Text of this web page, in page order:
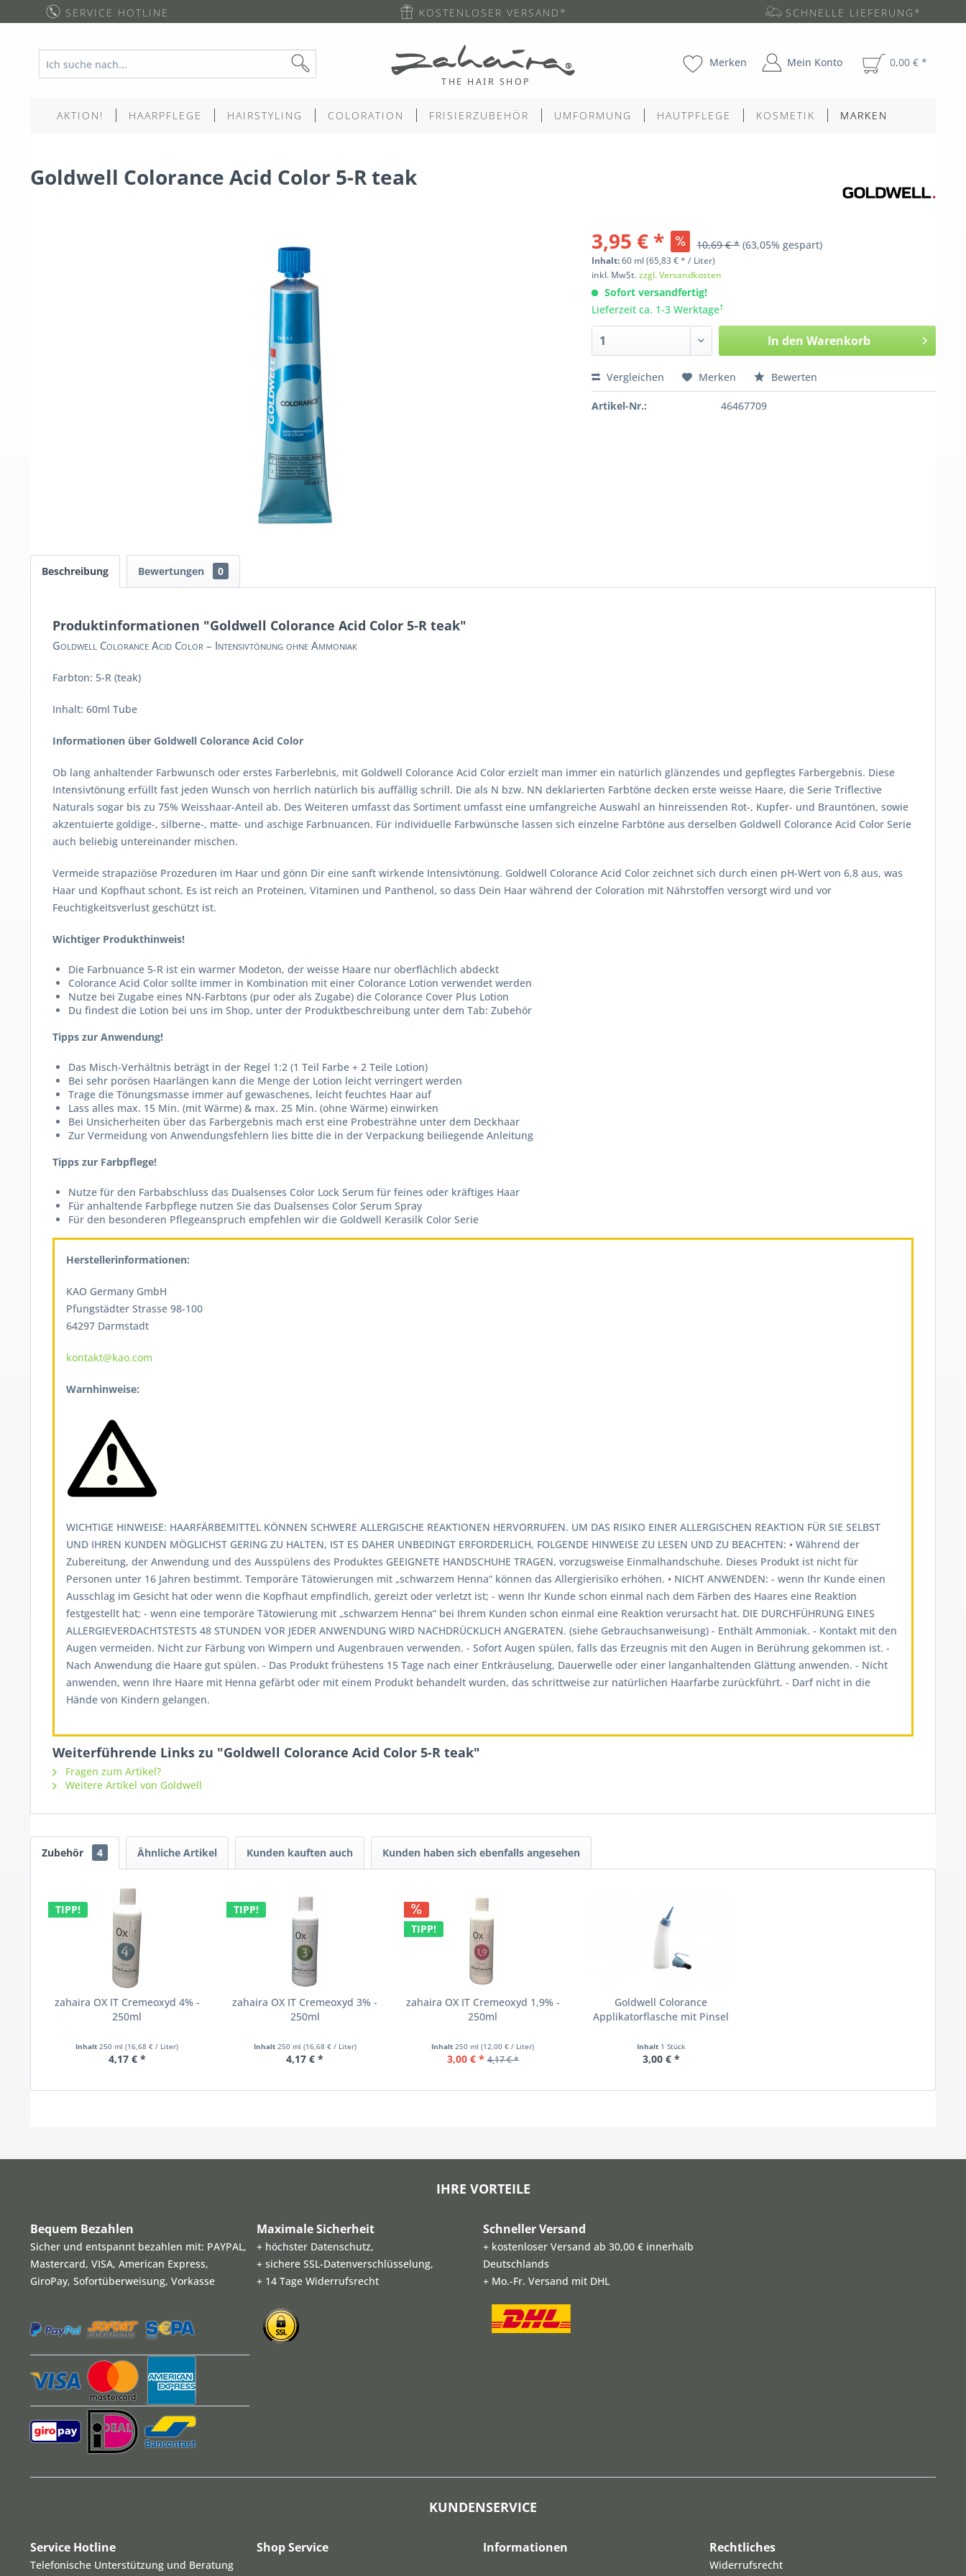
SERVICE HOTLINE KOSTENLOSER VERSAND* SCHNELLE LIEFERUNG*
Merken Mein Konto 0,00 € *
AKTION! HAARPFLEGE HAIRSTYLING COLORATION FRISIERZUBEHÖR UMFORMUNG HAUTPFLEGE KOSMETIK MARKEN
Goldwell Colorance Acid Color 5-R teak
3,95 € * 10,69 € * (63,05% gespart)
Inhalt:60 ml(65,83 € * / Liter)
inkl. MwSt.zzgl. Versandkosten
Sofort versandfertig!
Lieferzeit ca. 1-3 Werktage†
In den Warenkorb
Vergleichen Merken Bewerten
Artikel-Nr.: 46467709
Beschreibung Bewertungen 0
Produktinformationen "Goldwell Colorance Acid Color 5-R teak"
Goldwell Colorance Acid Color – Intensivtönung ohne Ammoniak
Farbton: 5-R (teak)
Inhalt: 60ml Tube
Informationen über Goldwell Colorance Acid Color
Ob lang anhaltender Farbwunsch oder erstes Farberlebnis, mit Goldwell Colorance Acid Color erzielt man immer ein natürlich glänzendes und gepflegtes Farbergebnis. Diese
Intensivtönung erfüllt fast jeden Wunsch von herrlich natürlich bis auffällig schrill. Die als N bzw. NN deklarierten Farbtöne decken erste weisse Haare, die Serie Triflective
Naturals sogar bis zu 75% Weisshaar-Anteil ab. Des Weiteren umfasst das Sortiment umfasst eine umfangreiche Auswahl an hinreissenden Rot-, Kupfer- und Brauntönen, sowie
akzentuierte goldige-, silberne-, matte- und aschige Farbnuancen. Für individuelle Farbwünsche lassen sich einzelne Farbtöne aus derselben Goldwell Colorance Acid Color Serie
auch beliebig untereinander mischen.
Vermeide strapaziöse Prozeduren im Haar und gönn Dir eine sanft wirkende Intensivtönung. Goldwell Colorance Acid Color zeichnet sich durch einen pH-Wert von 6,8 aus, was
Haar und Kopfhaut schont. Es ist reich an Proteinen, Vitaminen und Panthenol, so dass Dein Haar während der Coloration mit Nährstoffen versorgt wird und vor
Feuchtigkeitsverlust geschützt ist.
Wichtiger Produkthinweis!
Die Farbnuance 5-R ist ein warmer Modeton, der weisse Haare nur oberflächlich abdeckt
Colorance Acid Color sollte immer in Kombination mit einer Colorance Lotion verwendet werden
Nutze bei Zugabe eines NN-Farbtons (pur oder als Zugabe) die Colorance Cover Plus Lotion
Du findest die Lotion bei uns im Shop, unter der Produktbeschreibung unter dem Tab: Zubehör
Tipps zur Anwendung!
Das Misch-Verhältnis beträgt in der Regel 1:2 (1 Teil Farbe + 2 Teile Lotion)
Bei sehr porösen Haarlängen kann die Menge der Lotion leicht verringert werden
Trage die Tönungsmasse immer auf gewaschenes, leicht feuchtes Haar auf
Lass alles max. 15 Min. (mit Wärme) & max. 25 Min. (ohne Wärme) einwirken
Bei Unsicherheiten über das Farbergebnis mach erst eine Probesträhne unter dem Deckhaar
Zur Vermeidung von Anwendungsfehlern lies bitte die in der Verpackung beiliegende Anleitung
Tipps zur Farbpflege!
Nutze für den Farbabschluss das Dualsenses Color Lock Serum für feines oder kräftiges Haar
Für anhaltende Farbpflege nutzen Sie das Dualsenses Color Serum Spray
Für den besonderen Pflegeanspruch empfehlen wir die Goldwell Kerasilk Color Serie
Herstellerinformationen:
KAO Germany GmbH
Pfungstädter Strasse 98-100
64297 Darmstadt
kontakt@kao.com
Warnhinweise:
WICHTIGE HINWEISE: HAARFÄRBEMITTEL KÖNNEN SCHWERE ALLERGISCHE REAKTIONEN HERVORRUFEN. UM DAS RISIKO EINER ALLERGISCHEN REAKTION FÜR SIE SELBST
UND IHREN KUNDEN MÖGLICHST GERING ZU HALTEN, IST ES DAHER UNBEDINGT ERFORDERLICH, FOLGENDE HINWEISE ZU LESEN UND ZU BEACHTEN: • Während der
Zubereitung, der Anwendung und des Ausspülens des Produktes GEEIGNETE HANDSCHUHE TRAGEN, vorzugsweise Einmalhandschuhe. Dieses Produkt ist nicht für
Personen unter 16 Jahren bestimmt. Temporäre Tätowierungen mit „schwarzem Henna“ können das Allergierisiko erhöhen. • NICHT ANWENDEN: - wenn Ihr Kunde einen
Ausschlag im Gesicht hat oder wenn die Kopfhaut empfindlich, gereizt oder verletzt ist; - wenn Ihr Kunde schon einmal nach dem Färben des Haares eine Reaktion
festgestellt hat; - wenn eine temporäre Tätowierung mit „schwarzem Henna“ bei Ihrem Kunden schon einmal eine Reaktion verursacht hat. DIE DURCHFÜHRUNG EINES
ALLERGIEVERDACHTSTESTS 48 STUNDEN VOR JEDER ANWENDUNG WIRD NACHDRÜCKLICH ANGERATEN. (siehe Gebrauchsanweisung) - Enthält Ammoniak. - Kontakt mit den
Augen vermeiden. Nicht zur Färbung von Wimpern und Augenbrauen verwenden. - Sofort Augen spülen, falls das Erzeugnis mit den Augen in Berührung gekommen ist. -
Nach Anwendung die Haare gut spülen. - Das Produkt frühestens 15 Tage nach einer Entkräuselung, Dauerwelle oder einer langanhaltenden Glättung anwenden. - Nicht
anwenden, wenn Ihre Haare mit Henna gefärbt oder mit einem Produkt behandelt wurden, das schrittweise zur natürlichen Haarfarbe zurückführt. - Darf nicht in die
Hände von Kindern gelangen.
Weiterführende Links zu "Goldwell Colorance Acid Color 5-R teak"
Fragen zum Artikel?
Weitere Artikel von Goldwell
Zubehör 4 Ähnliche Artikel Kunden kauften auch Kunden haben sich ebenfalls angesehen
TIPP!
zahaira OX IT Cremeoxyd 4% -
250ml
Inhalt250 ml(16,68 € / Liter)
4,17 € *
TIPP!
zahaira OX IT Cremeoxyd 3% -
250ml
Inhalt 250 ml (16,68 € / Liter)
4,17 € *
TIPP!
zahaira OX IT Cremeoxyd 1,9% -
250ml
Inhalt250 ml(12,00 € / Liter)
3,00 € * 4,17 € *
Goldwell Colorance
Applikatorflasche mit Pinsel
Inhalt 1 Stück
3,00 € *
IHRE VORTEILE
Bequem Bezahlen
Sicher und entspannt bezahlen mit: PAYPAL,
Mastercard, VISA, American Express,
GiroPay, Sofortüberweisung, Vorkasse
Maximale Sicherheit
+ höchster Datenschutz,
+ sichere SSL-Datenverschlüsselung,
+ 14 Tage Widerrufsrecht
Schneller Versand
+ kostenloser Versand ab 30,00 € innerhalb
Deutschlands
+ Mo.-Fr. Versand mit DHL
KUNDENSERVICE
Service Hotline
Telefonische Unterstützung und Beratung
Shop Service Informationen Rechtliches
Widerrufsrecht